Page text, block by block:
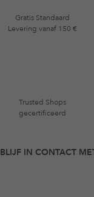
Gratis Standaard
Levering vanaf 150 €
Trusted Shops
gecertificeerd
BLIJF IN CONTACT